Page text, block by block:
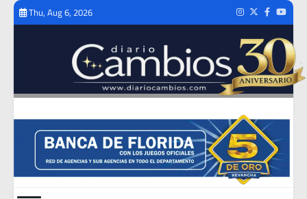
Skip
Thu, Aug 6, 2026 Instagram
TwitterFacebook